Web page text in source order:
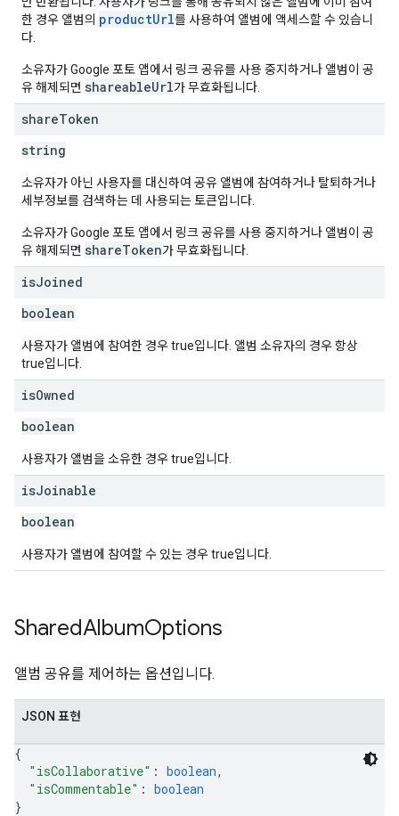
한 경우 앨범의 productUrl를 사용하여 앨범에 액세스할 수 있습니
다.
소유자가 Google 포토 앱에서 링크 공유를 사용 중지하거나 앨범이 공
유 해제되면 shareableUrl가 무효화됩니다.
shareToken
string
소유자가 아닌 사용자를 대신하여 공유 앨범에 참여하거나 탈퇴하거나
세부정보를 검색하는 데 사용되는 토큰입니다.
소유자가 Google 포토 앱에서 링크 공유를 사용 중지하거나 앨범이 공
유 해제되면 shareToken가 무효화됩니다.
isJoined
boolean
사용자가 앨범에 참여한 경우 true입니다. 앨범 소유자의 경우 항상
true입니다.
isOwned
boolean
사용자가 앨범을 소유한 경우 true입니다.
isJoinable
boolean
사용자가 앨범에 참여할 수 있는 경우 true입니다.
SharedAlbumOptions
앨범 공유를 제어하는 옵션입니다.
JSON 표현
{
"isCollaborative" : boolean,
"isCommentable" : boolean
}